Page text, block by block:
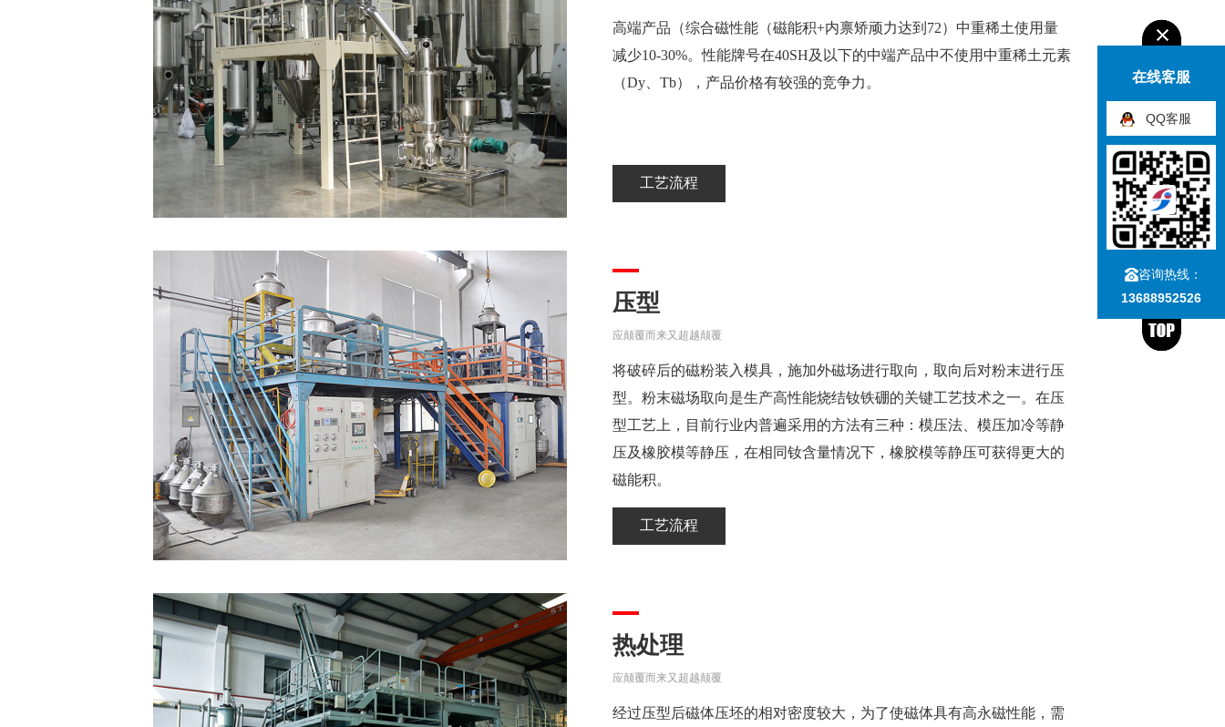
高端产品（综合磁性能（磁能积+内禀矫顽力达到72）中重稀土使用量
减少10-30%。性能牌号在40SH及以下的中端产品中不使用中重稀土元素
（Dy、Tb），产品价格有较强的竞争力。
工艺流程
压型
应颠覆而来又超越颠覆
将破碎后的磁粉装入模具，施加外磁场进行取向，取向后对粉末进行压
型。粉末磁场取向是生产高性能烧结钕铁硼的关键工艺技术之一。在压
型工艺上，目前行业内普遍采用的方法有三种：模压法、模压加冷等静
压及橡胶模等静压，在相同钕含量情况下，橡胶模等静压可获得更大的
磁能积。
工艺流程
热处理
应颠覆而来又超越颠覆
经过压型后磁体压坯的相对密度较大，为了使磁体具有高永磁性能，需
在线客服
QQ客服
咨询热线：
13688952526